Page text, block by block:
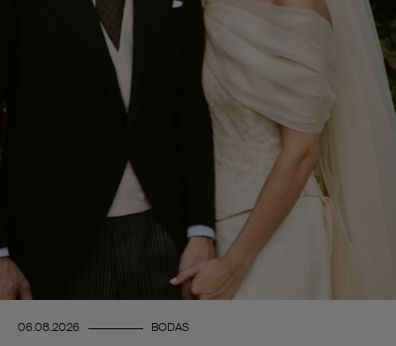
06.08.2026 BODAS